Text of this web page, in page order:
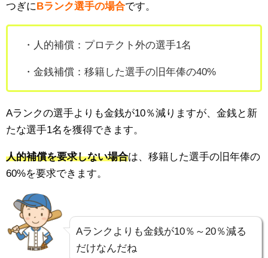
つぎにBランク選手の場合です。
・人的補償：プロテクト外の選手1名
・金銭補償：移籍した選手の旧年俸の40%
Aランクの選手よりも金銭が10％減りますが、金銭と新
たな選手1名を獲得できます。
人的補償を要求しない場合は、移籍した選手の 旧年俸の
60%を要求できます。
Aランクよりも金銭が10％～20％減る
だけなんだね